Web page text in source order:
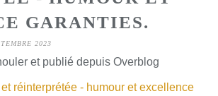
GARANTIES.
2023
et publié depuis Overblog